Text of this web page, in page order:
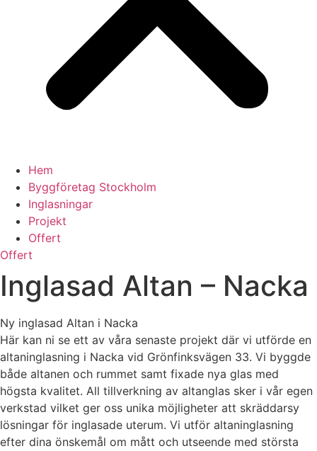
Hem
Byggföretag Stockholm
Inglasningar
Projekt
Offert
Offert
Inglasad Altan – Nacka
Ny inglasad Altan i Nacka
Här kan ni se ett av våra senaste projekt där vi utförde en
altaninglasning i Nacka vid Grönfinksvägen 33. Vi byggde
både altanen och rummet samt fixade nya glas med
högsta kvalitet. All tillverkning av altanglas sker i vår egen
verkstad vilket ger oss unika möjligheter att skräddarsy
lösningar för inglasade uterum. Vi utför altaninglasning
efter dina önskemål om mått och utseende med största